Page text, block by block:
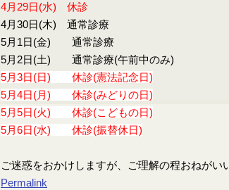
4月29日(水) 休診
4月30日(木) 通常診療
5月1日(金) 通常診療
5月2日(土) 通常診療(午前中のみ)
5月3日(日) 休診(憲法記念日)
5月4日(月) 休診(みどりの日)
5月5日(火) 休診(こどもの日)
5月6日(水) 休診(振替休日)
ご迷惑をおかけしますが、ご理解の程おねがい
Permalink